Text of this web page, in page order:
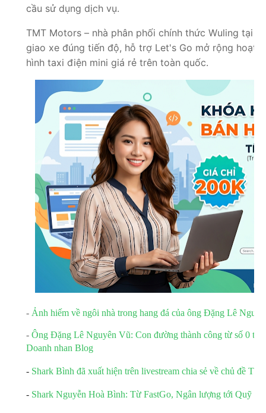
cầu sử dụng dịch vụ.
TMT Motors – nhà phân phối chính thức Wuling tại
giao xe đúng tiến độ, hỗ trợ Let's Go mở rộng hoạt
hình taxi điện mini giá rẻ trên toàn quốc.
- Ảnh hiếm về ngôi nhà trong hang đá của ông Đặng Lê
- Ông Đặng Lê Nguyên Vũ: Con đường thành công từ số 0
Doanh nhan Blog
- Shark Bình đã xuất hiện trên livestream chia sẻ về chủ đề Tư
- Shark Nguyễn Hoà Bình: Từ FastGo, Ngân lượng tới Quỹ